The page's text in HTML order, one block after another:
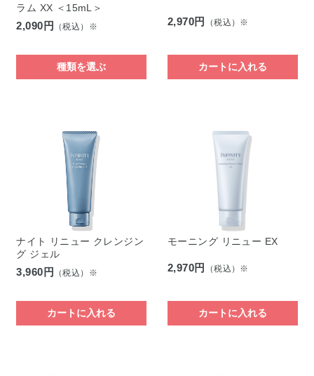
ラム XX ＜15mL＞
2,090円 （税込）※
種類を選ぶ
2,970円 （税込）※
カートに入れる
ナイト リニュー クレンジン
グ ジェル
3,960円 （税込）※
カートに入れる
モーニング リニュー EX
2,970円 （税込）※
カートに入れる